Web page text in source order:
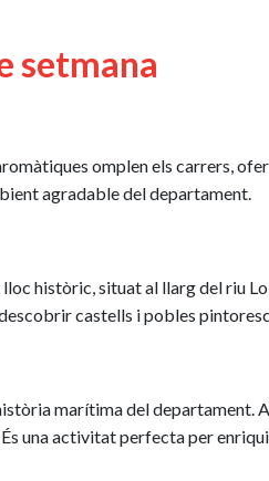
setmana
omplen els carrers,
agradable del departament.
lloc històric, situat al llarg del riu
castells i pobles
marítima del departament.
una activitat perfecta per